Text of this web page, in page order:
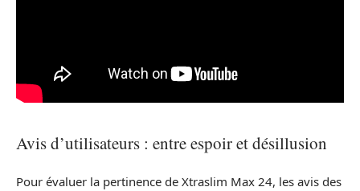
Avis d’utilisateurs : entre espoir et désillusion
Pour évaluer la pertinence de Xtraslim Max 24, les avis des